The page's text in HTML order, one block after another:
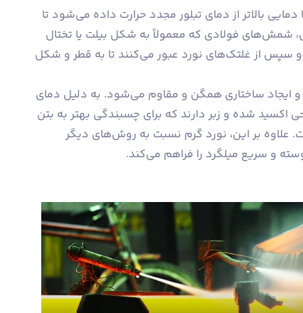
بالاتر از دمای تبلور مجدد حرارت داده می‌شود تا
شمش‌های فولادی که معمولاً به شکل بیلت یا تختال
از غلتک‌های نورد عبور می‌کنند تا به قطر و شکل
ایجاد ساختاری همگن و مقاوم می‌شود. به دلیل دمای
اکسید شده و زبر دارند که برای چسبندگی بهتر به بتن
علاوه بر این، نورد گرم نسبت به روش‌های دیگر
و سریع میلگرد را فراهم می‌کند.